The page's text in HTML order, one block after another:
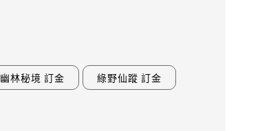
幽林秘境 訂金 綠野仙蹤 訂金